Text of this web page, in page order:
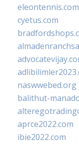
eleontennis.com
cyetus.com
naswwebed.org
balithut-
aprce2022.com
ibie2022.com